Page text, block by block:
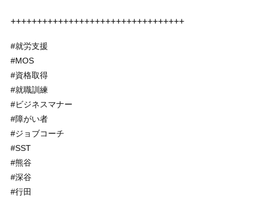
+++++++++++++++++++++++++++++++++
#就労支援
#MOS
#資格取得
#就職訓練
#ビジネスマナー
#障がい者
#ジョブコーチ
#SST
#熊谷
#深谷
#行田